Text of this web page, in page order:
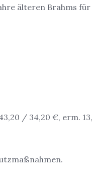
älteren Brahms
/ 34,20 €, erm.